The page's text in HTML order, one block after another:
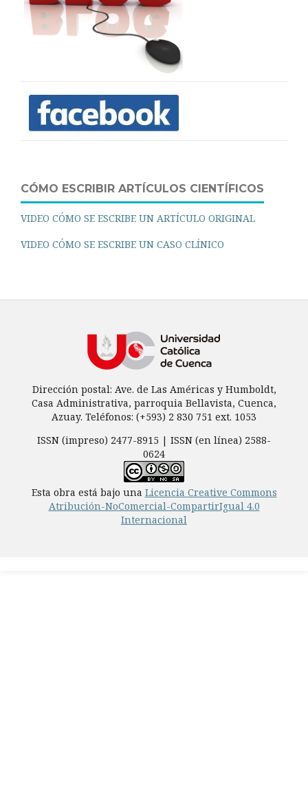
CÓMO ESCRIBIR ARTÍCULOS CIENTÍFICOS
VIDEO CÓMO SE ESCRIBE UN ARTÍCULO ORIGINAL
VIDEO CÓMO SE ESCRIBE UN CASO CLÍNICO
Dirección postal: Ave. de Las Américas y Humboldt,
Casa Administrativa, parroquia Bellavista, Cuenca,
Azuay. Teléfonos: (+593) 2 830 751 ext. 1053
ISSN (impreso) 2477-8915 | ISSN (en línea) 2588-
0624
Esta obra está bajo una Licencia Creative Commons
Atribución-NoComercial-CompartirIgual 4.0
Internacional